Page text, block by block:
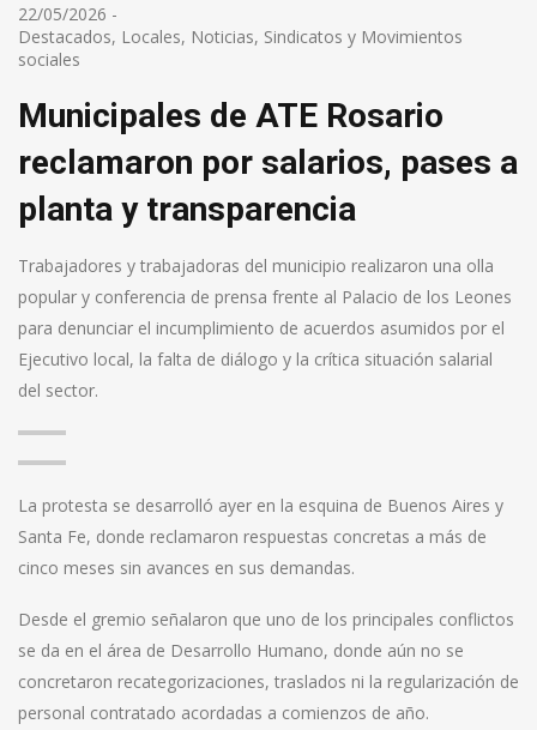
22/05/2026 -
Destacados, Locales, Noticias, Sindicatos y Movimientos
sociales
Municipales de ATE Rosario
reclamaron por salarios, pases a
planta y transparencia
Trabajadores y trabajadoras del municipio realizaron una olla
popular y conferencia de prensa frente al Palacio de los Leones
para denunciar el incumplimiento de acuerdos asumidos por el
Ejecutivo local, la falta de diálogo y la crítica situación salarial
del sector.
La protesta se desarrolló ayer en la esquina de Buenos Aires y
Santa Fe, donde reclamaron respuestas concretas a más de
cinco meses sin avances en sus demandas.
Desde el gremio señalaron que uno de los principales conflictos
se da en el área de Desarrollo Humano, donde aún no se
concretaron recategorizaciones, traslados ni la regularización de
personal contratado acordadas a comienzos de año.